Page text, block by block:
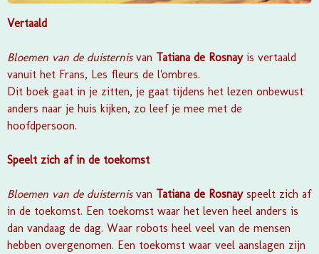
Vertaald
Bloemen van de duisternis van Tatiana de Rosnay is vertaald
vanuit het Frans, Les fleurs de l'ombres.
Dit boek gaat in je zitten, je gaat tijdens het lezen onbewust
anders naar je huis kijken, zo leef je mee met de
hoofdpersoon.
Speelt zich af in de toekomst
Bloemen van de duisternis van Tatiana de Rosnay speelt zich af
in de toekomst. Een toekomst waar het leven heel anders is
dan vandaag de dag. Waar robots heel veel van de mensen
hebben overgenomen. Een toekomst waar veel aanslagen zijn